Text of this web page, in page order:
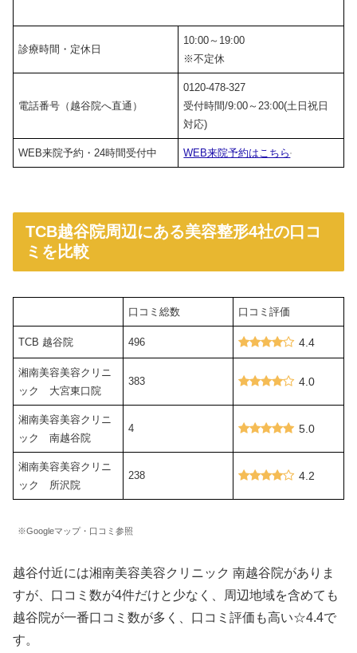
診療時間・定休日
10:00～19:00
※不定休
電話番号（越谷院へ直通）
0120-478-327
受付時間/9:00～23:00(土日祝日
対応)
WEB来院予約・24時間受付中 WEB来院予約はこちら
TCB越谷院周辺にある美容整形4社の口コ
ミを比較
口コミ総数 口コミ評価
TCB 越谷院 496 4.4
湘南美容美容クリニ
ック 大宮東口院
383 4.0
湘南美容美容クリニ
ック 南越谷院
4 5.0
湘南美容美容クリニ
ック 所沢院
238 4.2
※Googleマップ・口コミ参照
越谷付近には湘南美容美容クリニック 南越谷院がありま
すが、口コミ数が4件だけと少なく、周辺地域を含めても
越谷院が一番口コミ数が多く、口コミ評価も高い☆4.4で
す。